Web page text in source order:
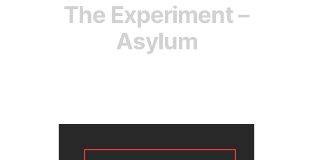
The Experiment –
Asylum